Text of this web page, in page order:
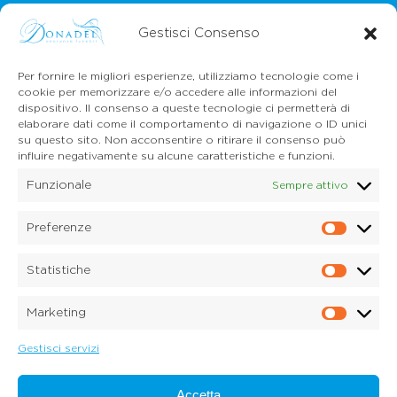
Gestisci Consenso
Per fornire le migliori esperienze, utilizziamo tecnologie come i
cookie per memorizzare e/o accedere alle informazioni del
dispositivo. Il consenso a queste tecnologie ci permetterà di
elaborare dati come il comportamento di navigazione o ID unici
su questo sito. Non acconsentire o ritirare il consenso può
influire negativamente su alcune caratteristiche e funzioni.
Funzionale Sempre attivo
Preferenze
Statistiche
Marketing
Gestisci servizi
CONTATTI
Mail:info@onoranzefunebridonadel.it
Cell.336 200212
Cell.349 3056496
Credits:Digitalia Srl